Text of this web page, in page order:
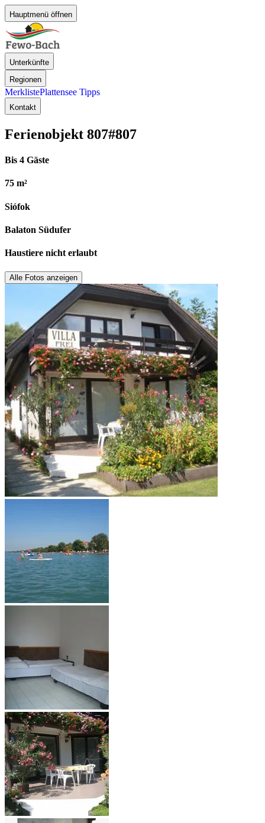
Hauptmenü öffnen
Unterkünfte
Regionen
MerklistePlattensee Tipps
Kontakt
Ferienobjekt 807#807
Bis 4 Gäste
75 m²
Siófok
Balaton Südufer
Haustiere nicht erlaubt
Alle Fotos anzeigen